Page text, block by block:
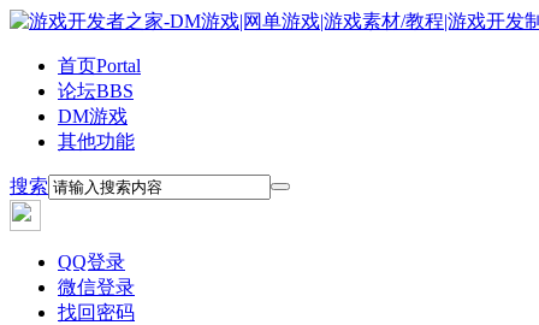
首页Portal
论坛BBS
DM游戏
其他功能
搜索
QQ登录
微信登录
找回密码